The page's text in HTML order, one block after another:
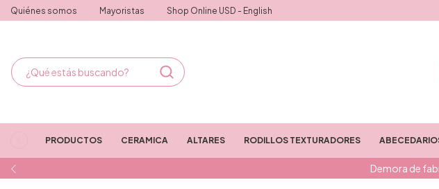
Quiénes somos Mayoristas Shop Online USD - English
Demora de
PRODUCTOS CERAMICA ALTARES RODILLOS TEXTURADORES